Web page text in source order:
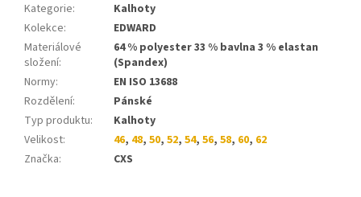
Kategorie:
Kalhoty
Kolekce:
EDWARD
Materiálové
složení:
64 % polyester 33 % bavlna 3 % elastan
(Spandex)
Normy:
EN ISO 13688
Rozdělení:
Pánské
Typ produktu:
Kalhoty
Velikost: 46, 48, 50, 52, 54, 56, 58, 60, 62
Značka: CXS